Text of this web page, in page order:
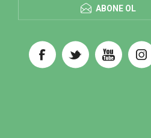
ABONE OL